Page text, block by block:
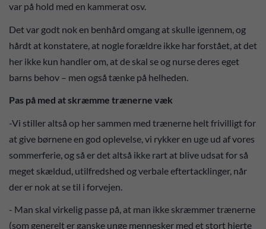
var på hold med en kammerat osv.
Det var godt nok en benhård omgang at skulle igennem, og
hårdt at konstatere, at nogle forældre ikke har forstået, at det
her ikke kun handler om, at de skal se og nurse deres eget
barns behov – men også tænke på helheden.
Pas på med at skræmme trænerne væk
-Vi stiller altså op her sammen med trænerne helt frivilligt for
at give børnene en god oplevelse, vi rykker en uge ud af vores
sommerferie, og så er det altså ikke rart at blive udsat for så
meget skældud, utilfredshed og verbale eftertacklinger, når
der er nok at se til i forvejen.
- Man skal virkelig passe på, at man ikke skræmmer trænerne
(som generelt er ganske unge mennesker med et stort hjerte